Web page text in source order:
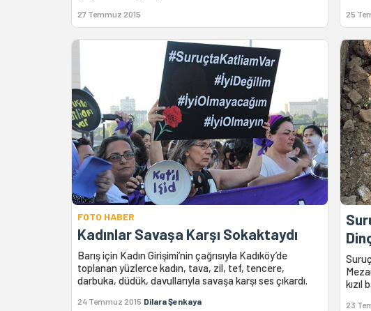
27 Temmuz 2015 25
FOTO HABER
Kadınlar Savaşa Karşı Sokaktaydı
Barış için Kadın Girişimi’nin çağrısıyla Kadıköy’de
toplanan yüzlerce kadın, tava, zil, tef, tencere,
darbuka, düdük, davullarıyla savaşa karşı ses çıkardı.
24 Temmuz 2015 Dilara Şenkaya
kızıl
23